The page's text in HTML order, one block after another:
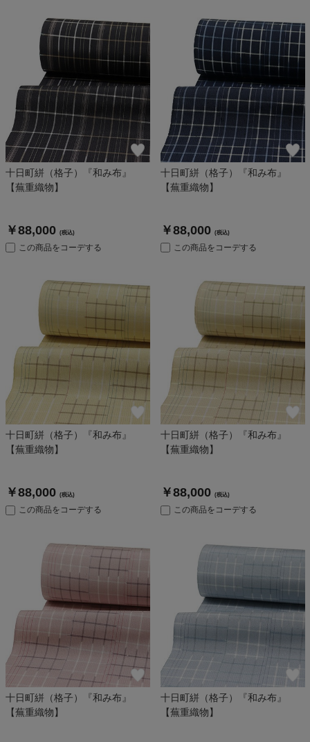
十日町絣（格子）『和み布』
【蕪重織物】
￥88,000 (税込)
この商品をコーデする
十日町絣（格子）『和み布』
【蕪重織物】
￥88,000 (税込)
この商品をコーデする
十日町絣（格子）『和み布』
【蕪重織物】
￥88,000 (税込)
この商品をコーデする
十日町絣（格子）『和み布』
【蕪重織物】
￥88,000 (税込)
この商品をコーデする
十日町絣（格子）『和み布』
【蕪重織物】
十日町絣（格子）『和み布』
【蕪重織物】